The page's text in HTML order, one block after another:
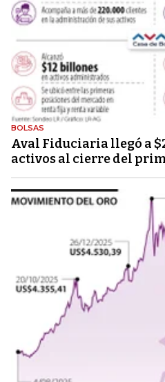
BOLSAS
Aval Fiduciaria llegó a
activos al cierre del